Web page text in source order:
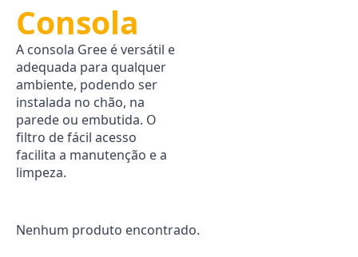
Consola
A consola Gree é versátil e
adequada para qualquer
ambiente, podendo ser
instalada no chão, na
parede ou embutida. O
filtro de fácil acesso
facilita a manutenção e a
limpeza.
Nenhum produto encontrado.